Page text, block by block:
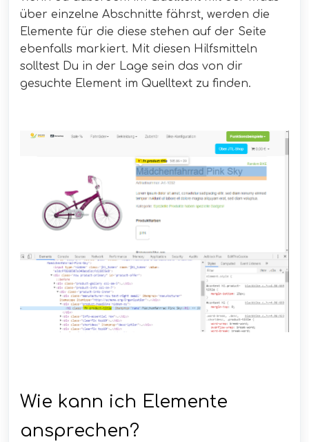
über einzelne Abschnitte fährst, werden die
Elemente für die diese stehen auf der Seite
ebenfalls markiert. Mit diesen Hilfsmitteln
solltest Du in der Lage sein das von dir
gesuchte Element im Quelltext zu finden.
Wie kann ich Elemente
ansprechen?